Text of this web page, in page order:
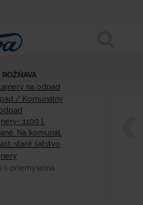
ROŽŇAVA
na odpad
/ Komunálny
1100 l,
Na komunál,
staré šatstvo
l-priemyselná